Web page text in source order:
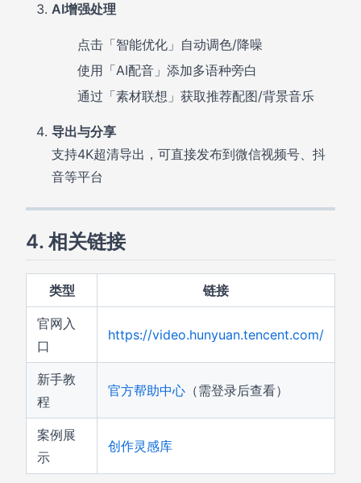
AI增强处理
点击「智能优化」自动调色/降噪
使用「AI配音」添加多语种旁白
通过「素材联想」获取推荐配图/背景音乐
导出与分享
支持4K超清导出，可直接发布到微信视频号、抖
音等平台
4. 相关链接
类型 链接
官网入
口
https://video.hunyuan.tencent.com/
新手教
程
官方帮助中心 （需登录后查看）
案例展
示
创作灵感库